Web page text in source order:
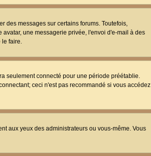
des messages sur certains forums. Toutefois,
une messagerie privée, l'envoi d'e-mail à des
le faire.
seulement connecté pour une période préétablie.
ceci n'est pas recommandé si vous accédez
aux yeux des administrateurs ou vous-même. Vous